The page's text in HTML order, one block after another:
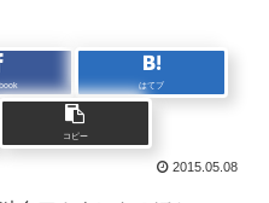
はてブ
コピー
2015.05.08